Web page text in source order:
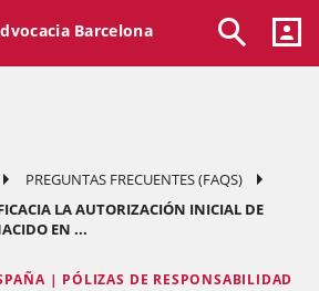
Barcelona
PREGUNTAS FRECUENTES (FAQS)
LA AUTORIZACIÓN INICIAL DE
EN ...
| PÓLIZAS DE RESPONSABILIDAD